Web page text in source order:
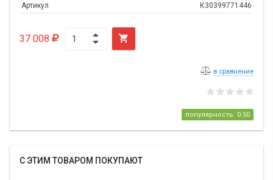
Артикул К30399771446
37 008 
в сравнение
популярность: 0.50
С ЭТИМ ТОВАРОМ ПОКУПАЮТ